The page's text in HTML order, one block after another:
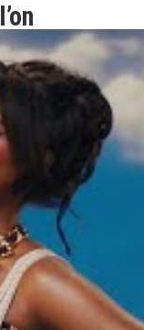
effet en
autour
State est